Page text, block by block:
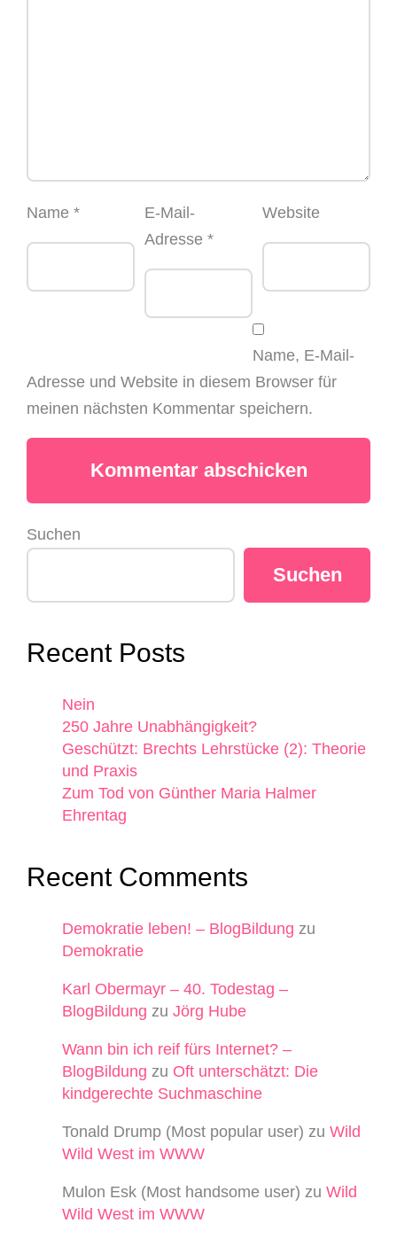
Name *
E-Mail-
Adresse*
Website
Name, E-Mail-
Adresse und Website in diesem Browser für
meinen nächsten Kommentar speichern.
Suchen
Suchen
Recent Posts
Nein
250 Jahre Unabhängigkeit?
Geschützt: Brechts Lehrstücke (2): Theorie
und Praxis
Zum Tod von Günther Maria Halmer
Ehrentag
Recent Comments
Demokratie leben! – BlogBildung zu
Demokratie
Karl Obermayr – 40. Todestag –
BlogBildung zu Jörg Hube
Wann bin ich reif fürs Internet? –
BlogBildung zu Oft unterschätzt: Die
kindgerechte Suchmaschine
Tonald Drump (Most popular user) zu Wild
Wild West im WWW
Mulon Esk (Most handsome user) zu Wild
Wild West im WWW